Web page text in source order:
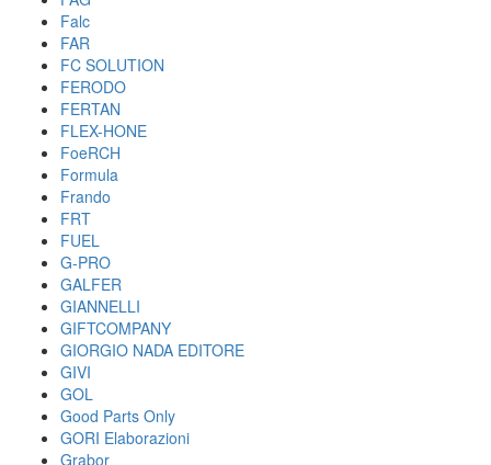
Falc
FAR
FC SOLUTION
FERODO
FERTAN
FLEX-HONE
FoeRCH
Formula
Frando
FRT
FUEL
G-PRO
GALFER
GIANNELLI
GIFTCOMPANY
GIORGIO NADA EDITORE
GIVI
GOL
Good Parts Only
GORI Elaborazioni
Grabor